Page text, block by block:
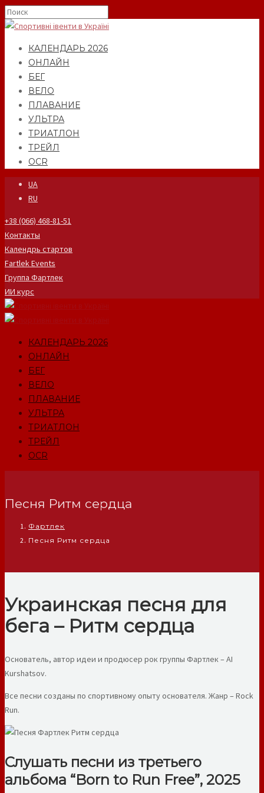
КАЛЕНДАРЬ 2026
ОНЛАЙН
БЕГ
ВЕЛО
ПЛАВАНИЕ
УЛЬТРА
ТРИАТЛОН
ТРЕЙЛ
OCR
UA
RU
+38 (066) 468-81-51
Контакты
Календрь стартов
Fartlek Events
Группа Фартлек
ИИ курс
КАЛЕНДАРЬ 2026
ОНЛАЙН
БЕГ
ВЕЛО
ПЛАВАНИЕ
УЛЬТРА
ТРИАТЛОН
ТРЕЙЛ
OCR
Песня Ритм сердца
Фартлек
Песня Ритм сердца
Украинская песня для
бега – Ритм сердца
Основатель, автор идеи и продюсер рок группы Фартлек – AI
Kurshatsov.
Все песни созданы по спортивному опыту основателя. Жанр – Rock
Run.
Слушать песни из третьего
альбома “Born to Run Free”, 2025